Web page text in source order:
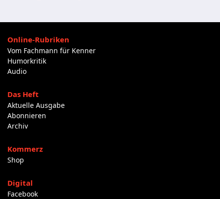
Online-Rubriken
Vom Fachmann für Kenner
Humorkritik
Audio
Das Heft
Aktuelle Ausgabe
Abonnieren
Archiv
Kommerz
Shop
Digital
Facebook